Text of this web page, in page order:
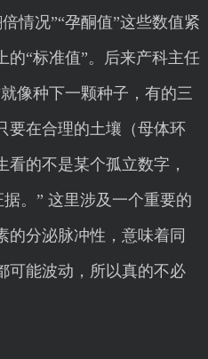
情况”“孕酮值”这些数值紧
的“标准值”。后来产科主任
像种下一颗种子，有的三
要在合理的土壤（母体环
的不是某个孤立数字，
。” 这里涉及一个重要的
分泌脉冲性，意味着同
可能波动，所以真的不必